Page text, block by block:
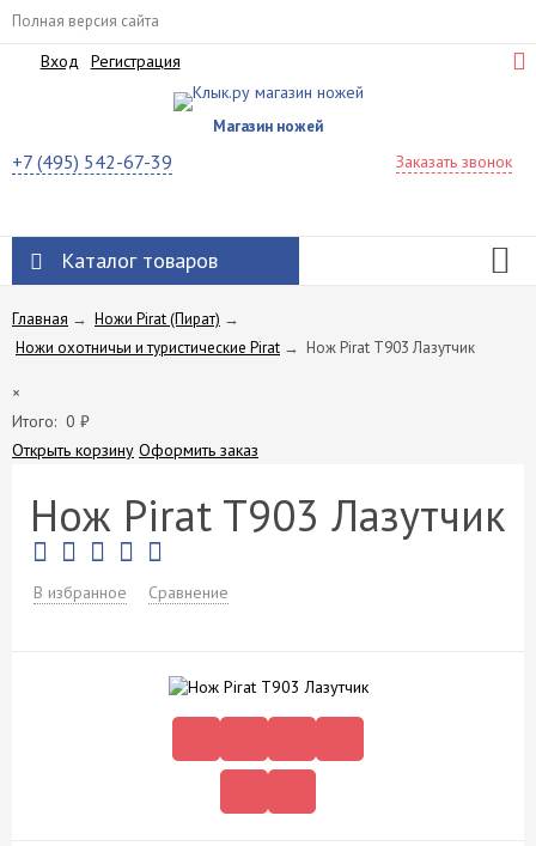
Полная версия сайта
Вход Регистрация
Магазин ножей
+7 (495) 542-67-39 Заказать звонок
Каталог товаров
Главная → Ножи Pirat (Пират) →
Ножи охотничьи и туристические Pirat → Нож Pirat T903 Лазутчик
×
Итого: 0 ₽
Открыть корзину Оформить заказ
Нож Pirat T903 Лазутчик
В избранное Сравнение